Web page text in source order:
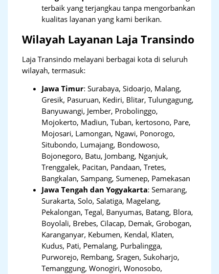
terbaik yang terjangkau tanpa mengorbankan
kualitas layanan yang kami berikan.
Wilayah Layanan Laja Transindo
Laja Transindo melayani berbagai kota di seluruh
wilayah, termasuk:
Jawa Timur:Surabaya, Sidoarjo, Malang,
Gresik, Pasuruan, Kediri, Blitar, Tulungagung,
Banyuwangi, Jember, Probolinggo,
Mojokerto, Madiun, Tuban, kertosono, Pare,
Mojosari, Lamongan, Ngawi, Ponorogo,
Situbondo, Lumajang, Bondowoso,
Bojonegoro, Batu, Jombang, Nganjuk,
Trenggalek, Pacitan, Pandaan, Tretes,
Bangkalan, Sampang, Sumenep, Pamekasan
Jawa Tengah dan Yogyakarta:Semarang,
Surakarta, Solo, Salatiga, Magelang,
Pekalongan, Tegal, Banyumas, Batang, Blora,
Boyolali, Brebes, Cilacap, Demak, Grobogan,
Karanganyar, Kebumen, Kendal, Klaten,
Kudus, Pati, Pemalang, Purbalingga,
Purworejo, Rembang, Sragen, Sukoharjo,
Temanggung, Wonogiri, Wonosobo,